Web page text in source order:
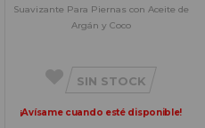
Suavizante Para Piernas con Aceite de
Argán y Coco
SIN STOCK
¡Avísame cuando esté disponible!